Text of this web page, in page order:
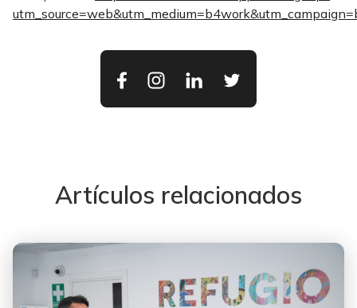
Artículos relacionados